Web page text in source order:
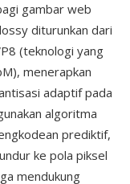
gambar web
diturunkan dari
(teknologi yang
menerapkan
adaptif pada
algoritma
prediktif,
ke pola piksel
mendukung